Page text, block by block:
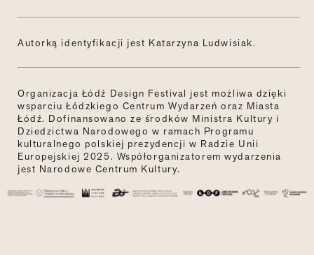
Autorką identyfikacji jest Katarzyna Ludwisiak.
Organizacja Łódź Design Festival jest możliwa dzięki
wsparciu Łódzkiego Centrum Wydarzeń oraz Miasta
Łódź. Dofinansowano ze środków Ministra Kultury i
Dziedzictwa Narodowego w ramach Programu
kulturalnego polskiej prezydencji w Radzie Unii
Europejskiej 2025. Współorganizatorem wydarzenia
jest Narodowe Centrum Kultury.